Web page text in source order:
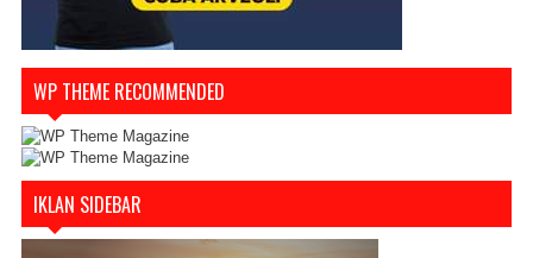
WP THEME RECOMMENDED
IKLAN SIDEBAR